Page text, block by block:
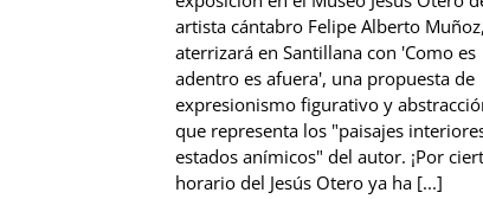
artista cántabro Felipe Alberto
aterrizará en Santillana con 'Como es
adentro es afuera', una propuesta de
expresionismo figurativo y
que representa los "paisajes
estados anímicos" del autor. ¡Por
horario del Jesús Otero ya ha [...]